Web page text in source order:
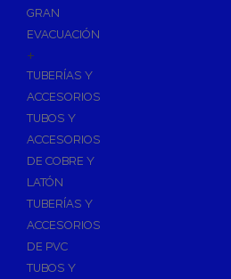
GRAN
EVACUACIÓN
+
TUBERÍAS Y
ACCESORIOS
TUBOS Y
ACCESORIOS
DE COBRE Y
LATÓN
TUBERÍAS Y
ACCESORIOS
DE PVC
TUBOS Y